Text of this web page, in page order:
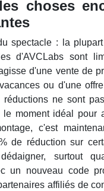
choses
spectacle : la
d'AVCLabs sont
d'une vente de
ou d'une
réductions ne sont
le moment idéal pour
c'est
de réduction sur
surtout
un nouveau code
affiliés de